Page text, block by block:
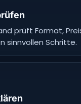
prüft Format,
sinnvollen Schritte.